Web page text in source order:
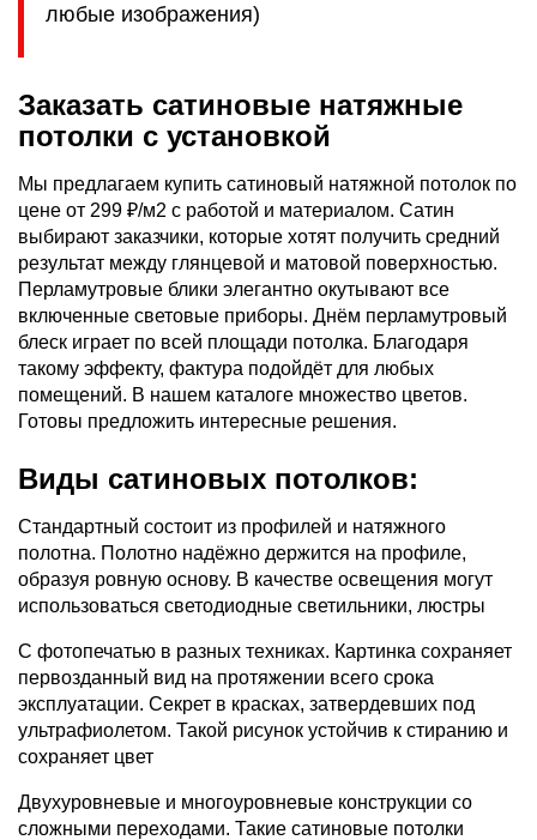
любые изображения)
Заказать сатиновые натяжные
потолки с установкой
Мы предлагаем купить сатиновый натяжной потолок по
цене от 299 ₽/м2 с работой и материалом. Сатин
выбирают заказчики, которые хотят получить средний
результат между глянцевой и матовой поверхностью.
Перламутровые блики элегантно окутывают все
включенные световые приборы. Днём перламутровый
блеск играет по всей площади потолка. Благодаря
такому эффекту, фактура подойдёт для любых
помещений. В нашем каталоге множество цветов.
Готовы предложить интересные решения.
Виды сатиновых потолков:
Стандартный состоит из профилей и натяжного
полотна. Полотно надёжно держится на профиле,
образуя ровную основу. В качестве освещения могут
использоваться светодиодные светильники, люстры
С фотопечатью в разных техниках. Картинка сохраняет
первозданный вид на протяжении всего срока
эксплуатации. Секрет в красках, затвердевших под
ультрафиолетом. Такой рисунок устойчив к стиранию и
сохраняет цвет
Двухуровневые и многоуровневые конструкции со
сложными переходами. Такие сатиновые потолки